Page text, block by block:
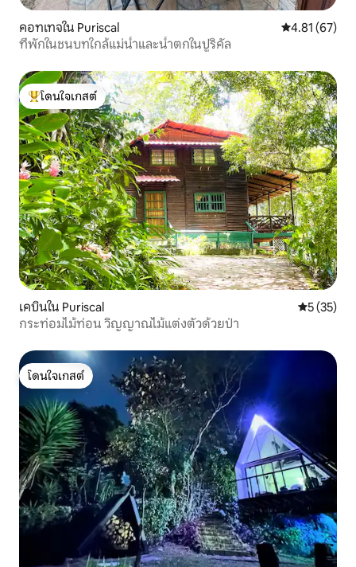
คอทเทจใน Puriscal คะแนนเฉลี่ย
4.81 (67)
ที่พักในชนบทใกล้แม่น้ำและน้ำตกในปูริคัล
โดนใจเกสต์ที่สุด
โดนใจเกสต์
เคบินใน Puriscal คะแนนเฉลี่
5 (35)
กระท่อมไม้ท่อน วิญญาณไม้แต่งตัวด้วยป่า
โดนใจเกสต์
โดนใจเกสต์